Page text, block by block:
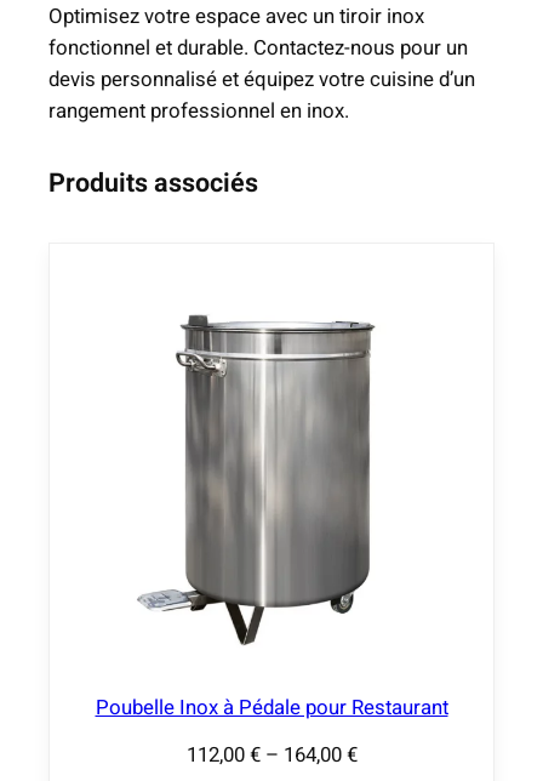
Optimisez votre espace avec un tiroir inox
fonctionnel et durable. Contactez-nous pour un
devis personnalisé et équipez votre cuisine d’un
rangement professionnel en inox.
Produits associés
Poubelle Inox à Pédale pour Restaurant
112,00€– 164,00€